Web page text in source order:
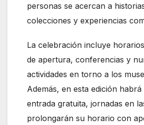
personas se acercan a
colecciones y experiencias
La celebración incluye
de apertura, conferencias y
actividades en torno a los
Además, en esta edición habrá
entrada gratuita, jornadas en
prolongarán su horario con